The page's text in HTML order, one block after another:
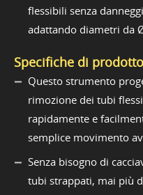
flessibili senza
adattando diametri da
Specifiche di prodotto
Questo strumento
rimozione dei tubi
rapidamente e
semplice movimento
Senza bisogno di
tubi strappati, mai più